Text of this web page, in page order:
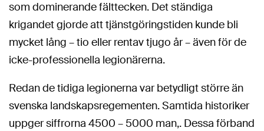
som dominerande fälttecken. Det ständiga
krigandet gjorde att tjänstgöringstiden kunde bli
mycket lång – tio eller rentav tjugo år – även för de
icke-professionella legionärerna.
Redan de tidiga legionerna var betydligt större än
svenska landskapsregementen. Samtida historiker
uppger siffrorna 4500 – 5000 man,. Dessa förband